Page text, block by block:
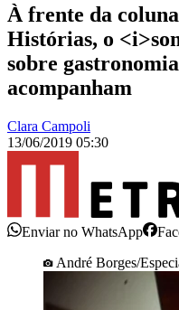
À frente da
Histórias, o
sobre
acompanham
Clara Campoli
13/06/2019 05:30
Enviar no WhatsApp
André Borges/